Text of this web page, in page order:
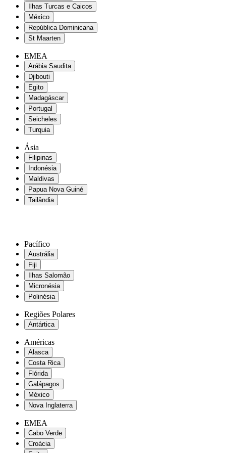
Ilhas Turcas e Caicos
México
República Dominicana
St Maarten
EMEA
Arábia Saudita
Djibouti
Egito
Madagáscar
Portugal
Seicheles
Turquia
Ásia
Filipinas
Indonésia
Maldivas
Papua Nova Guiné
Tailândia
Pacífico
Austrália
Fiji
Ilhas Salomão
Micronésia
Polinésia
Regiões Polares
Antártica
Américas
Alasca
Costa Rica
Flórida
Galápagos
México
Nova Inglaterra
EMEA
Cabo Verde
Croácia